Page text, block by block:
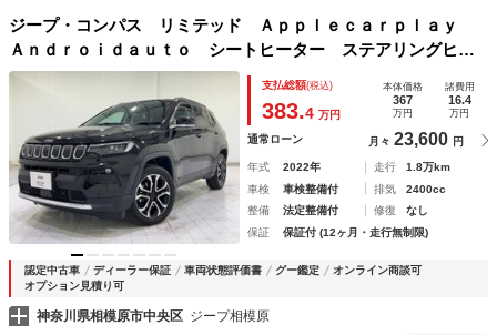
ジープ・コンパス リミテッド Ａｐｐｌｅｃａｒｐｌａｙ
Ａｎｄｒｏｉｄａｕｔｏ シートヒーター ステアリングヒー
ター パワーシート レザーシート アダプティブクルーズコ
ントロール ＥＴＣ２．０
支払総額(税込)
383.4 万円
本体価格
367
万円
諸費用
16.4
万円
通常ローン 月々 23,600 円
年式 2022年 走行
1.8万km
車検
車検整備付 排気
2400cc
整備
法定整備付 修復
なし
保証
保証付 (12ヶ月・走行無制限)
認定中古車 ディーラー保証 車両状態評価書 グー鑑定
オンライン商談可
オプション見積り可
神奈川県相模原市中央区 ジープ相模原